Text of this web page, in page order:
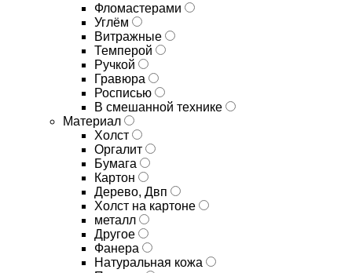
Фломастерами
Углём
Витражные
Темперой
Ручкой
Гравюра
Росписью
В смешанной технике
Материал
Холст
Оргалит
Бумага
Картон
Дерево, Двп
Холст на картоне
металл
Другое
Фанера
Натуральная кожа